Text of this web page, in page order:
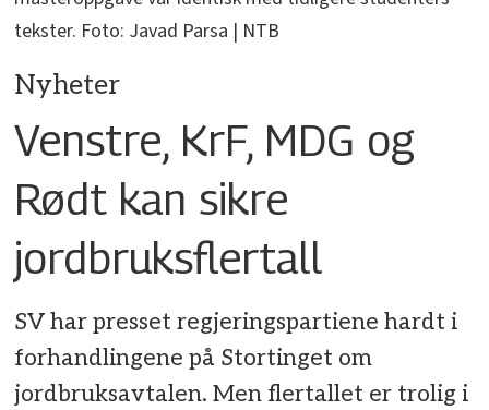
tekster. Foto: Javad Parsa | NTB
Nyheter
Venstre, KrF, MDG og
Rødt kan sikre
jordbruksflertall
SV har presset regjeringspartiene hardt i
forhandlingene på Stortinget om
jordbruksavtalen. Men flertallet er trolig i